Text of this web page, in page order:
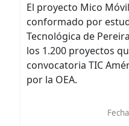
El proyecto Mico
conformado por
Tecnológica de
los 1.200 proyectos
convocatoria TIC
por la OEA.